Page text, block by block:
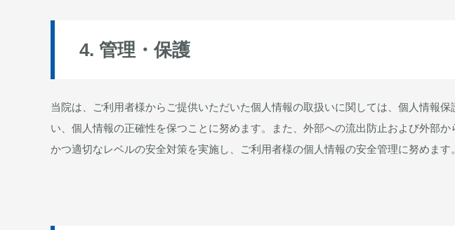
4. 管理・保護
当院は、ご利用者様からご提供いただいた個人情報の取扱いに関しては、個人情報
い、個人情報の正確性を保つことに努めます。また、外部への流出防止および外部
かつ適切なレベルの安全対策を実施し、ご利用者様の個人情報の安全管理に努めます。